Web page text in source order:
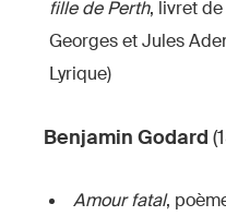
fille de Perth, livret
Georges et Jules
Lyrique)
Benjamin Godard
Amour fatal,